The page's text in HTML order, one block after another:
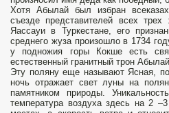
Хотя Абылай был избран
съезде представителей всех
Яассауи в Туркестане, его
среднего жуза произошло в 1734
у подножия горы Кокше есть
естественный гранитный трон
Эту поляну еще называют Ясная,
ночь отражает свет луны на
памятником природы.
температура воздуха здесь на 2